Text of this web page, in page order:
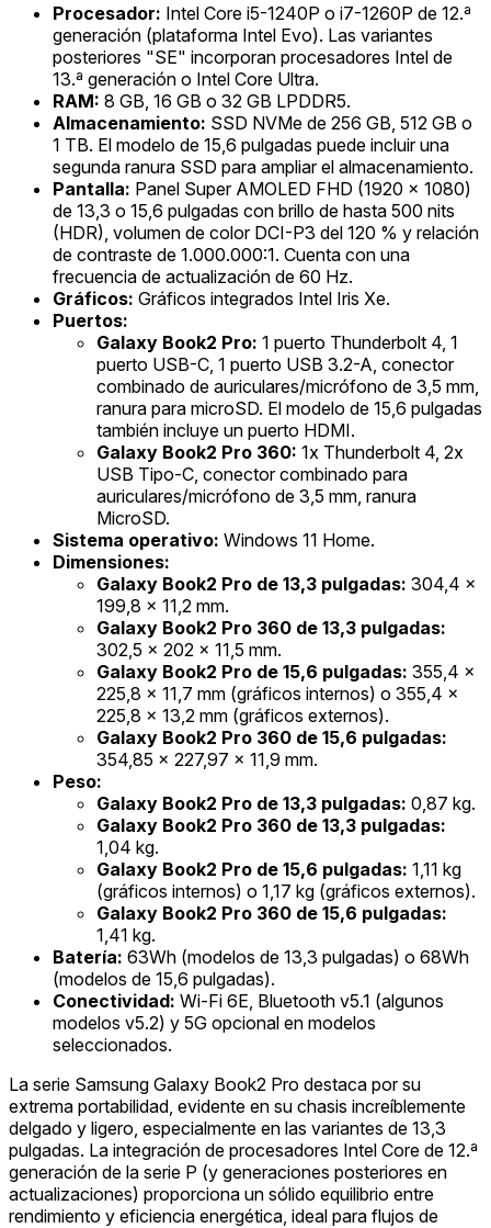
Procesador: Intel Core i5-1240P o i7-1260P de 12.ª
generación (plataforma Intel Evo). Las variantes
posteriores "SE" incorporan procesadores Intel de
13.ª generación o Intel Core Ultra.
RAM: 8 GB, 16 GB o 32 GB LPDDR5.
Almacenamiento: SSD NVMe de 256 GB, 512 GB o
1 TB. El modelo de 15,6 pulgadas puede incluir una
segunda ranura SSD para ampliar el almacenamiento.
Pantalla: Panel Super AMOLED FHD (1920 x 1080)
de 13,3 o 15,6 pulgadas con brillo de hasta 500 nits
(HDR), volumen de color DCI-P3 del 120 % y relación
de contraste de 1.000.000:1. Cuenta con una
frecuencia de actualización de 60 Hz.
Gráficos: Gráficos integrados Intel Iris Xe.
Puertos:
Galaxy Book2 Pro: 1 puerto Thunderbolt 4, 1
puerto USB-C, 1 puerto USB 3.2-A, conector
combinado de auriculares/micrófono de 3,5 mm,
ranura para microSD. El modelo de 15,6 pulgadas
también incluye un puerto HDMI.
Galaxy Book2 Pro 360: 1x Thunderbolt 4, 2x
USB Tipo-C, conector combinado para
auriculares/micrófono de 3,5 mm, ranura
MicroSD.
Sistema operativo: Windows 11 Home.
Dimensiones:
Galaxy Book2 Pro de 13,3 pulgadas: 304,4 x
199,8 x 11,2 mm.
Galaxy Book2 Pro 360 de 13,3 pulgadas:
302,5 x 202 x 11,5 mm.
Galaxy Book2 Pro de 15,6 pulgadas: 355,4 x
225,8 x 11,7 mm (gráficos internos) o 355,4 x
225,8 x 13,2 mm (gráficos externos).
Galaxy Book2 Pro 360 de 15,6 pulgadas:
354,85 x 227,97 x 11,9 mm.
Peso:
Galaxy Book2 Pro de 13,3 pulgadas: 0,87 kg.
Galaxy Book2 Pro 360 de 13,3 pulgadas:
1,04 kg.
Galaxy Book2 Pro de 15,6 pulgadas: 1,11 kg
(gráficos internos) o 1,17 kg (gráficos externos).
Galaxy Book2 Pro 360 de 15,6 pulgadas:
1,41 kg.
Batería: 63Wh (modelos de 13,3 pulgadas) o 68Wh
(modelos de 15,6 pulgadas).
Conectividad: Wi-Fi 6E, Bluetooth v5.1 (algunos
modelos v5.2) y 5G opcional en modelos
seleccionados.
La serie Samsung Galaxy Book2 Pro destaca por su
extrema portabilidad, evidente en su chasis increíblemente
delgado y ligero, especialmente en las variantes de 13,3
pulgadas. La integración de procesadores Intel Core de 12.ª
generación de la serie P (y generaciones posteriores en
actualizaciones) proporciona un sólido equilibrio entre
rendimiento y eficiencia energética, ideal para flujos de